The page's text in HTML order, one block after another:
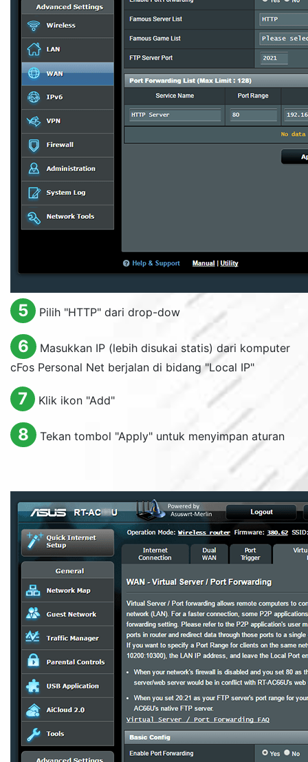
5 Pilih "HTTP" dari drop-dow
6
Masukkan IP (lebih disukai statis) dari komputer
cFos Personal Net berjalan di bidang "Local IP"
7 Klik ikon "Add"
8 Tekan tombol "Apply" untuk menyimpan aturan